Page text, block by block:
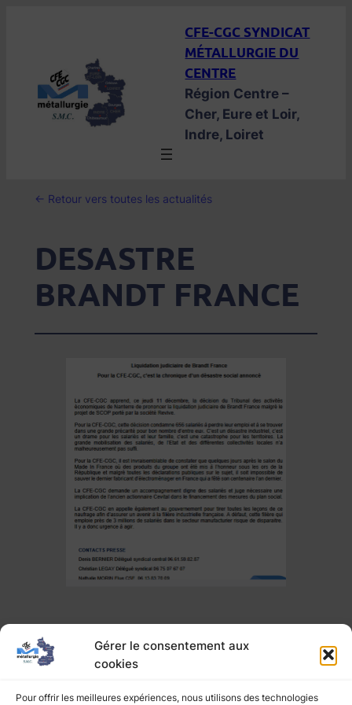
Gérer le consentement aux
cookies
Pour offrir les meilleures expériences, nous utilisons des technologies
CFE-CGC SYNDICAT
MÉTALLURGIE DU
CENTRE
Région Centre –
Cher, Eure et Loir,
Indre, Loiret
← Retour vers toutes les actualités
DESASTRE
BRANDT FRANCE
← Précédente : Suivante :